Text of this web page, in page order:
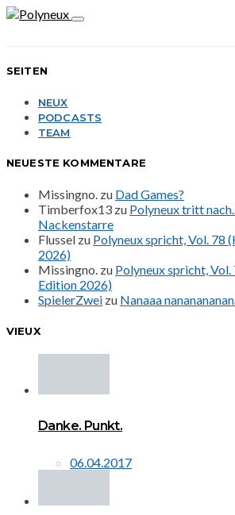
SEITEN
NEUX
PODCASTS
TEAM
NEUESTE KOMMENTARE
Missingno. zu Dad Games?
Timberfox13 zu Polyneux tritt
Nackenstarre
Flussel zu Polyneux spricht, Vol. 78
2026)
Missingno. zu Polyneux spricht,
Edition 2026)
SpielerZwei zu Nanaaa
VIEUX
Danke. Punkt.
06.04.2017